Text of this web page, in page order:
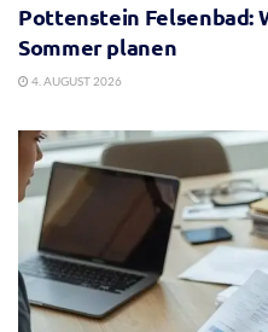
Pottenstein Felsenbad:
Sommer planen
4. AUGUST 2026